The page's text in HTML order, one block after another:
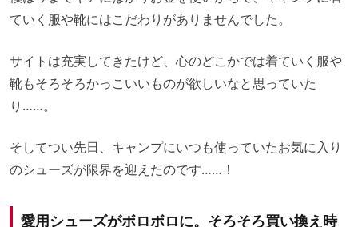
ていく服や靴にはこだわりがありませんでした。
サイトは充実してきたけど、心のどこかでは着ていく服や
靴もそろそろかっこいいものが欲しいなと思っていた
り……。
そしてつい先日、キャンプにいつも使っていたお気に入り
のシューズが限界を迎えたのです……！
愛用シューズがボロボロに。そろそろ買い換え時